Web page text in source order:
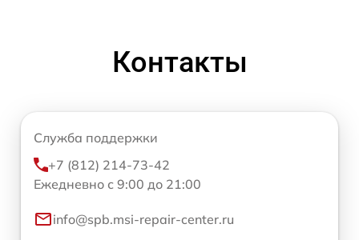
Контакты
Служба поддержки
+7 (812) 214-73-42
Ежедневно с 9:00 до 21:00
info@spb.msi-repair-center.ru